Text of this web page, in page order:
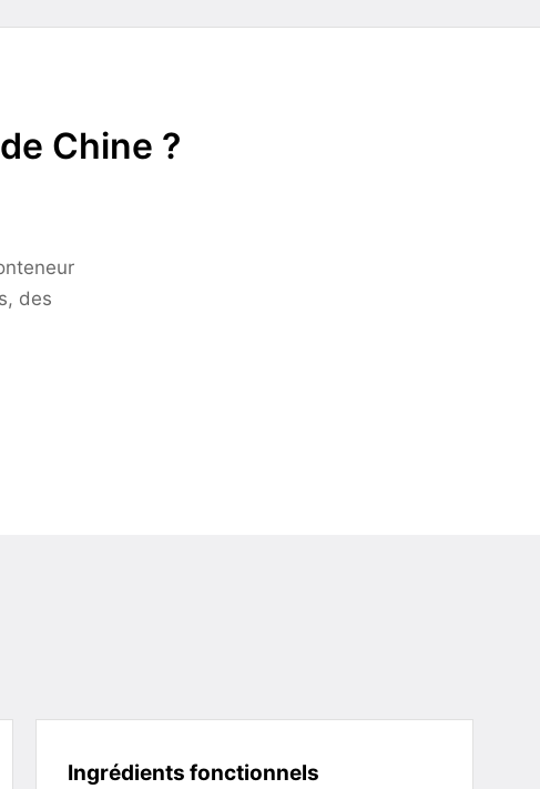
Chine ?
des
Ingrédients fonctionnels